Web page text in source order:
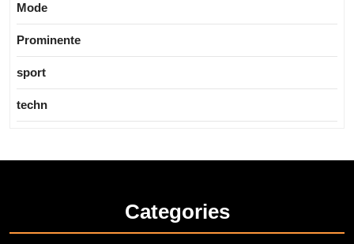
Mode
Prominente
sport
techn
Categories